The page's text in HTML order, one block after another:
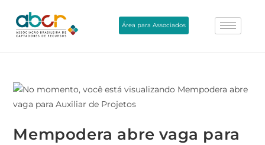
Área para Associados
Mempodera abre vaga para